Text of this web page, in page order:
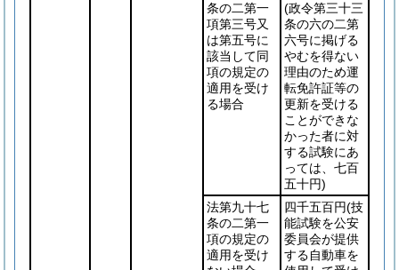
条の二第一
項第三号又
は第五号に
該当して同
項の規定の
適用を受け
る場合
(政令第三十三
条の六の二第
六号に掲げる
やむを得ない
理由のため運
転免許証等の
更新を受ける
ことができな
かった者に対
する試験にあ
っては、七百
五十円)
法第九十七
条の二第一
項の規定の
適用を受け
四千五百円(技
能試験を公安
委員会が提供
する自動車を